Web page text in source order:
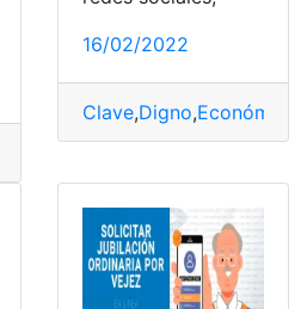
Universal
16/02/2022
Clave,Digno,Económico